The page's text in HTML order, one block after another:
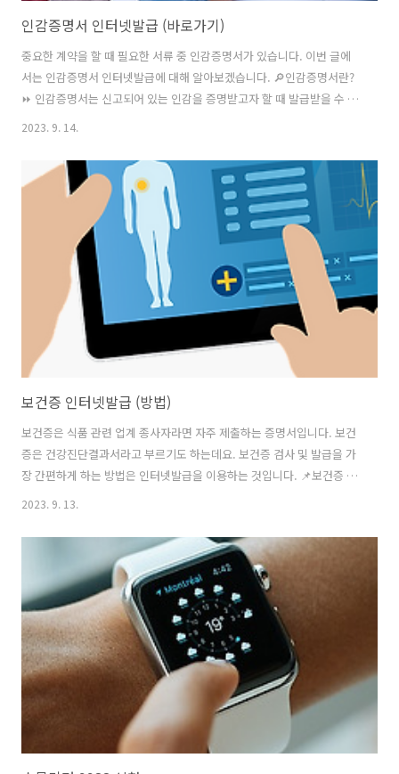
인감증명서 인터넷발급 (바로가기)
중요한 계약을 할 때 필요한 서류 중 인감증명서가 있습니다. 이번 글에
서는 인감증명서 인터넷발급에 대해 알아보겠습니다. 🔎인감증명서란?
⏩ 인감증명서는 신고되어 있는 인감을 증명받고자 할 때 발급받을 수 있
는 문서인데요. 인감증명서 인터넷발급 여부와 방법, 대리발급은 가능한
인터넷발급 먼저 인감증명서의 인터넷발급이 가능한지 알아보겠습니다.
원칙적으로 인감증명서의 인터넷발급은 불가합니다. 정부 24 홈페이지
를 통해 인감증명서 발급 서비스를 찾아보면, 인감증명서 발급 신청 방법
은 '방문'으로 안내되어 있습니다. 📌인감증명서 발급 안내🔎 ✅ 인감증
명서 발급 절차 정부 24 홈페이지 접속 후 인감증명서 발급을 검색하면
아래 절차를 확인할 수 있습..
2023. 9. 14.
보건증 인터넷발급 (방법)
보건증은 식품 관련 업계 종사자라면 자주 제출하는 증명서입니다. 보건
증은 건강진단결과서라고 부르기도 하는데요. 보건증 검사 및 발급을 가
장 간편하게 하는 방법은 인터넷발급을 이용하는 것입니다. 📌보건증 인
터넷 발급 👉 이번 글에서는 보건증 인터넷발급 방법과 보건증 검사 관
원에서 받을 수 있습니다. 보건증 발급 전 반드시 받아야 하는 검사인데
요. 보건증 인터넷발급을 하기 위해서는 일반 병원이 아닌 보건소 방문해
서 검사를 받으시기 바랍니다. ✅내 주변 보건소 찾기🔎 위 버튼을 누르
고 내 위치 정보를 허용한 후 검색창에 보건소를 입력하면 가장 가까운
주변 보건소 위치를 확인할 수 있습니다. ✅ 보건증 검사 항목 보건증 인
터넷발급을 위한 검사..
2023. 9. 13.